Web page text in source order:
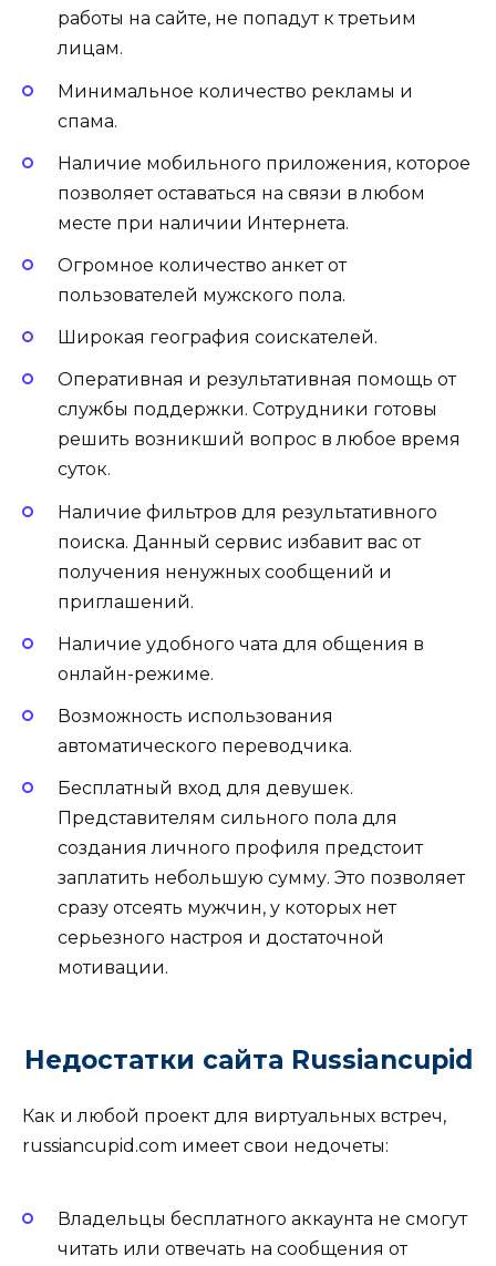
работы на сайте, не попадут к третьим
лицам.
Минимальное количество рекламы и
спама.
Наличие мобильного приложения, которое
позволяет оставаться на связи в любом
месте при наличии Интернета.
Огромное количество анкет от
пользователей мужского пола.
Широкая география соискателей.
Оперативная и результативная помощь от
службы поддержки. Сотрудники готовы
решить возникший вопрос в любое время
суток.
Наличие фильтров для результативного
поиска. Данный сервис избавит вас от
получения ненужных сообщений и
приглашений.
Наличие удобного чата для общения в
онлайн-режиме.
Возможность использования
автоматического переводчика.
Бесплатный вход для девушек.
Представителям сильного пола для
создания личного профиля предстоит
заплатить небольшую сумму. Это позволяет
сразу отсеять мужчин, у которых нет
серьезного настроя и достаточной
мотивации.
Недостатки сайта Russiancupid
Как и любой проект для виртуальных встреч,
russiancupid.com имеет свои недочеты:
Владельцы бесплатного аккаунта не смогут
читать или отвечать на сообщения от